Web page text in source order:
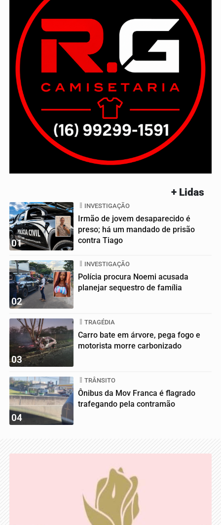
+ Lidas
01
INVESTIGAÇÃO
Irmão de jovem desaparecido é
preso; há um mandado de prisão
contra Tiago
02
INVESTIGAÇÃO
Polícia procura Noemi acusada
planejar sequestro de família
03
TRAGÉDIA
Carro bate em árvore, pega fogo e
motorista morre carbonizado
04
TRÂNSITO
Ônibus da Mov Franca é flagrado
trafegando pela contramão